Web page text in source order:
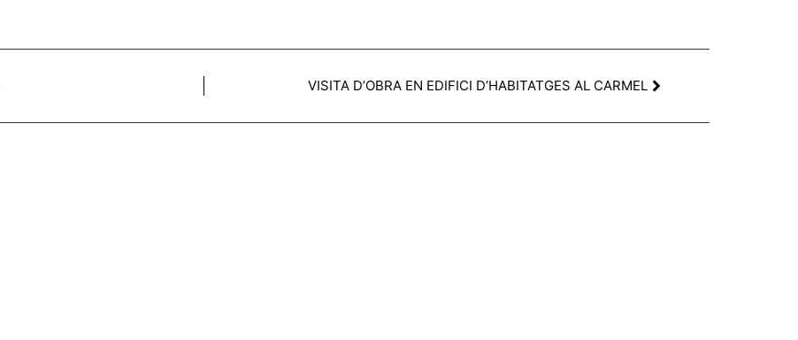
VISITA D’OBRA EN EDIFICI D’HABITATGES AL CARMEL